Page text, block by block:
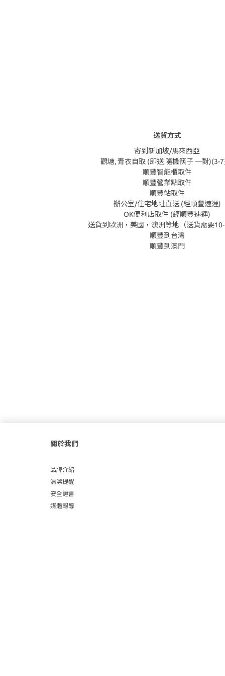
送貨方式
寄到新加坡/馬來西亞
觀塘, 青衣自取 (即送 隨機筷子 一對)(3-
順豐智能櫃取件
順豐營業點取件
順豐站取件
辦公室/住宅地址直送 (經順豐速運)
OK便利店取件 (經順豐速運)
送貨到歐洲，美國，澳洲等地（送貨需要
順豐到台灣
順豐到澳門
關於我們
品牌介紹
清潔提醒
安全證書
媒體報導